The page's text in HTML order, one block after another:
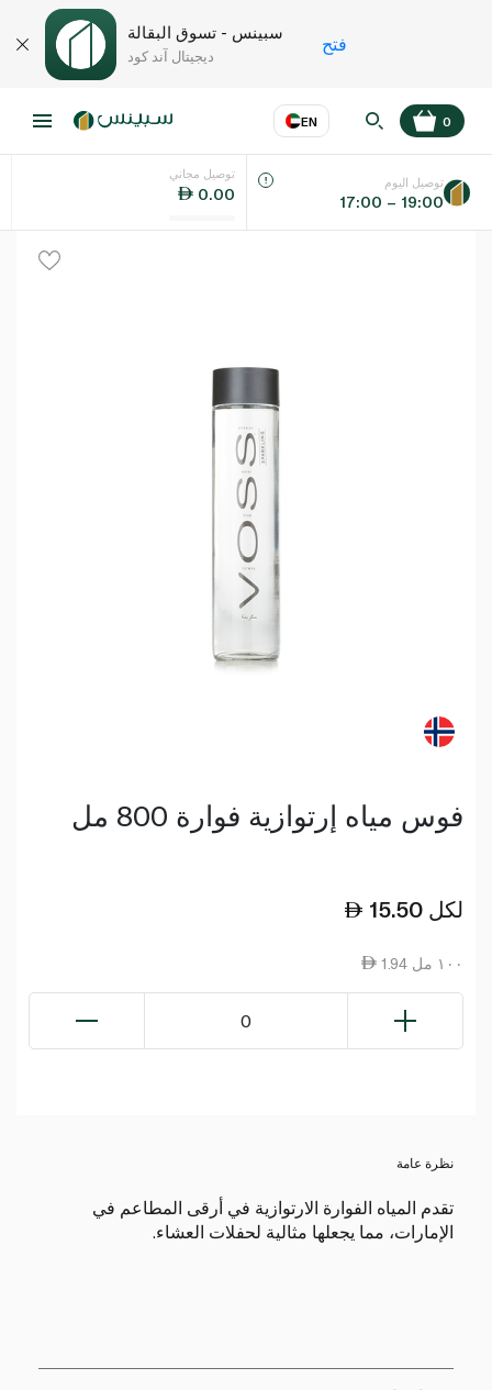
سبينس - تسوق البقالة
ديجيتال آند كود
فتح
EN
اللغة عر
0
توصيل مجاني
0.00
توصيل اليوم
17:00 – 19:00
فوس مياه إرتوازية فوارة 800 مل
15.50 لكل
1.94 ١٠٠ مل
0
نظرة عامة
تقدم المياه الفوارة الارتوازية في أرقى المطاعم في
الإمارات، مما يجعلها مثالية لحفلات العشاء.